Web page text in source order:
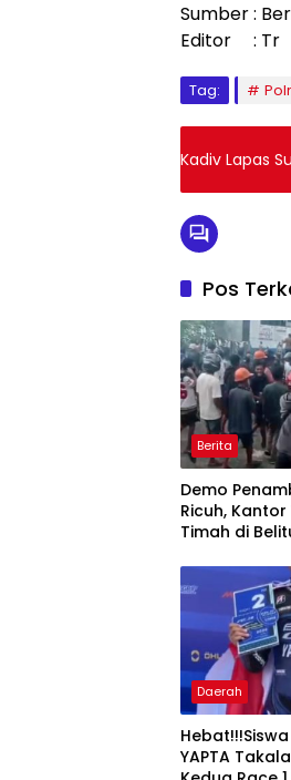
Sumber :
Editor : Tr
Tag:
Kadiv Lapas
Pos
Berita
Demo
Ricuh,
Timah di
Daerah
Hebat!!!Siswa
YAPTA